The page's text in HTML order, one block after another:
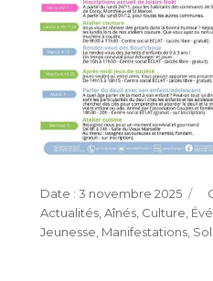
Publié
le
3 novembre 2025
Actualités, Aînés, Culture
Jeunesse Manifestations,